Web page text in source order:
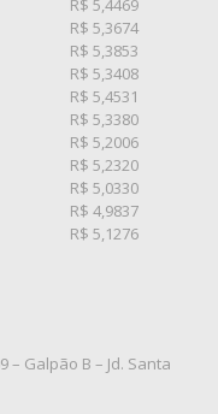
R$ 5,3674
R$ 5,3853
R$ 5,3408
R$ 5,4531
R$ 5,3380
R$ 5,2006
R$ 5,2320
R$ 5,0330
R$ 4,9837
R$ 5,1276
– Galpão B – Jd. Santa